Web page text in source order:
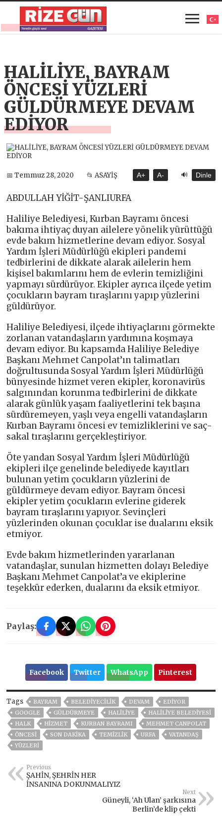
HALİLİYE, BAYRAM
ÖNCESİ YÜZLERİ
GÜLDÜRMEYE DEVAM
EDİYOR
📅 Temmuz 28, 2020 📂 ASAYİŞ A+ A- 🔊 Dinle
ABDULLAH YİĞİT-ŞANLIURFA
Haliliye Belediyesi, Kurban Bayramı öncesi
bakıma ihtiyaç duyan ailelere yönelik yürüttüğü
evde bakım hizmetlerine devam ediyor. Sosyal
Yardım İşleri Müdürlüğü ekipleri pandemi
tedbirlerini de dikkate alarak ailelerin hem
kişisel bakımlarını hem de evlerin temizliğini
yapmayı sürdürüyor. Ekipler ayrıca ilçede yetim
çocukların bayram tıraşlarını yapıp yüzlerini
güldürüyor.
Haliliye Belediyesi, ilçede ihtiyaçlarını görmekte
zorlanan vatandaşların yardımına koşmaya
devam ediyor. Bu kapsamda Haliliye Belediye
Başkanı Mehmet Canpolat’ın talimatları
doğrultusunda Sosyal Yardım İşleri Müdürlüğü
bünyesinde hizmet veren ekipler, koronavirüs
salgınından korunma tedbirlerini de dikkate
alarak günlük yaşam faaliyetlerini tek başına
sürdüremeyen, yaşlı veya engelli vatandaşların
Kurban Bayramı öncesi ev temizliklerini ve saç-
sakal tıraşlarını gerçekleştiriyor.
Öte yandan Sosyal Yardım İşleri Müdürlüğü
ekipleri ilçe genelinde belediyede kayıtları
bulunan yetim çocukların yüzlerini de
güldürmeye devam ediyor. Bayram öncesi
ekipler yetim çocukların evlerine giderek
bayram tıraşlarını yapıyor. Sevinçleri
yüzlerinden okunan çocuklar ise dualarını eksik
etmiyor.
Evde bakım hizmetlerinden yararlanan
vatandaşlar, sunulan hizmetten dolayı Belediye
Başkanı Mehmet Canpolat’a ve ekiplerine
teşekkür ederken, dualarını da eksik etmiyor.
Paylaş:
Facebook Twitter WhatsApp Pinterest
Tags BAYRAM BELEDİYECİLİK DEVAM
EDİYOR
GOOGLE
GÜLDÜRMEYE HALILIYE
HALİLİYE BELEDİYESİ
HALK
HİZMET KURBAN BAYRAMI
MEHMET CANPOLAT
ÖNCESI
SON DAKIKA TEMIZLIK URFA
VATANDAŞ
YÜZLERİ
Previous
ŞAHİN, ŞEHRİN HER
İNSANINA DOKUNMALIYIZ
Next
Güneyli, ‘Ah Ulan’ şarkısına
Berlin’de klip çekti